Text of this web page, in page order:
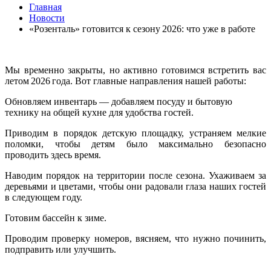
Главная
Новости
«Розенталь» готовится к сезону 2026: что уже в работе
Мы временно закрыты, но активно готовимся встретить вас
летом 2026 года. Вот главные направления нашей работы:
Обновляем инвентарь — добавляем посуду и бытовую
технику на общей кухне для удобства гостей.
Приводим в порядок детскую площадку, устраняем мелкие
поломки, чтобы детям было максимально безопасно
проводить здесь время.
Наводим порядок на территории после сезона. Ухаживаем за
деревьями и цветами, чтобы они радовали глаза наших гостей
в следующем году.
Готовим бассейн к зиме.
Проводим проверку номеров, вясняем, что нужно починить,
подправить или улучшить.